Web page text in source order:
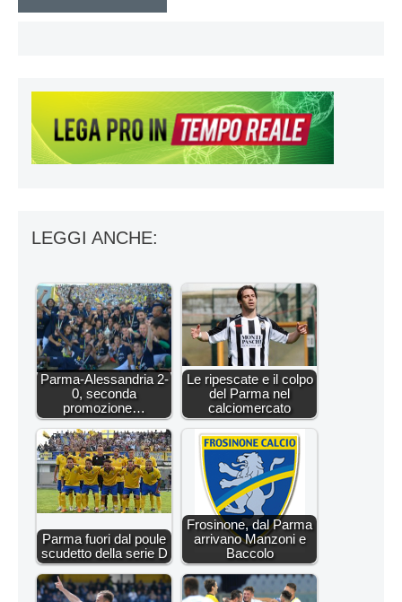
LEGGI ANCHE:
Parma-Alessandria 2-
0, seconda
promozione…
Le ripescate e il colpo
del Parma nel
calciomercato
Parma fuori dal poule
scudetto della serie D
Frosinone, dal Parma
arrivano Manzoni e
Baccolo